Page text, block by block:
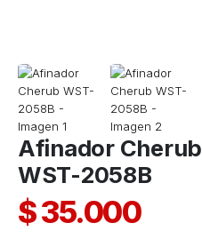
Afinador Cherub
WST-2058B
$35.000